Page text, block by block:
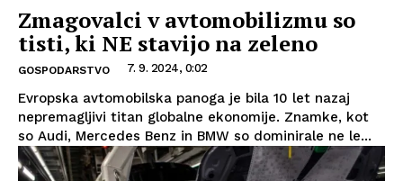
Zmagovalci v avtomobilizmu so
tisti, ki NE stavijo na zeleno
GOSPODARSTVO 7. 9. 2024, 0:02
Evropska avtomobilska panoga je bila 10 let nazaj
nepremagljivi titan globalne ekonomije. Znamke, kot
so Audi, Mercedes Benz in BMW so dominirale ne le...